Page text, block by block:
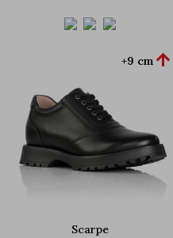
Scarpe
+9 cm